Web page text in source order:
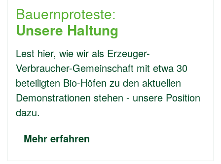
Bauernproteste:
Unsere Haltung
Lest hier, wie wir als Erzeuger-
Verbraucher-Gemeinschaft mit etwa 30
beteiligten Bio-Höfen zu den aktuellen
Demonstrationen stehen - unsere Position
dazu.
Mehr erfahren